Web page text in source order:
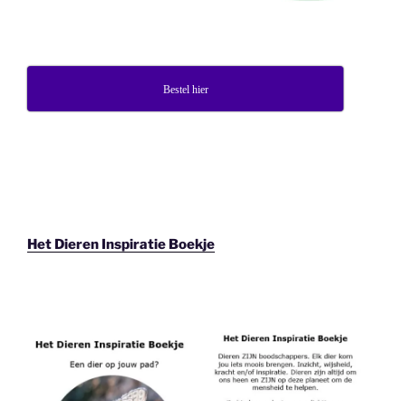
Bestel hier
Het Dieren Inspiratie Boekje